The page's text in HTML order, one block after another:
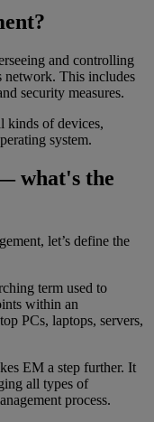
and controlling
network. This includes
security measures.
kinds of devices,
system.
what's the
let’s define the
term used to
within an
PCs, laptops, servers,
EM a step further. It
all types of
process.